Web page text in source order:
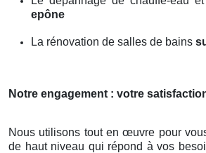
epône
La rénovation de salles de bains
Notre engagement : votre
Nous utilisons tout en œuvre pour
de haut niveau qui répond à vos